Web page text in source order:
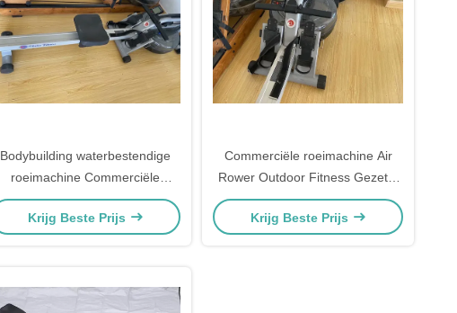
Bodybuilding waterbestendige
roeimachine Commerciële
fitnessapparatuur
Krijg Beste Prijs
Commerciële roeimachine Air
Rower Outdoor Fitness Gezette
roeimachine
Krijg Beste Prijs